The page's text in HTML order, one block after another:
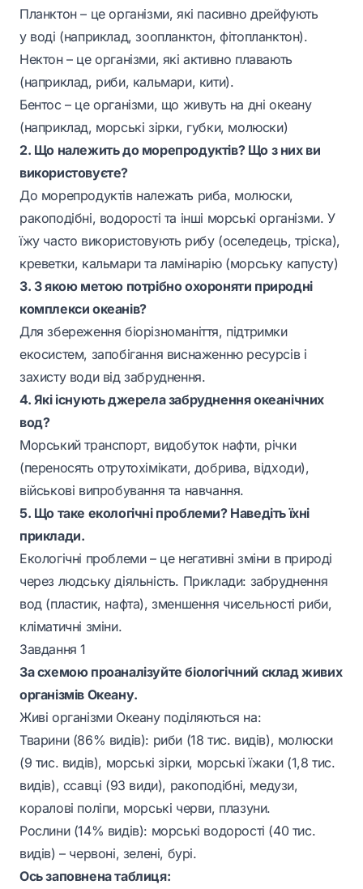
Планктон – це організми, які пасивно дрейфують
у воді (наприклад, зоопланктон, фітопланктон).
Нектон – це організми, які активно плавають
(наприклад, риби, кальмари, кити).
Бентос – це організми, що живуть на дні океану
(наприклад, морські зірки, губки, молюски)
2. Що належить до морепродуктів? Що з них ви
використовуєте?
До морепродуктів належать риба, молюски,
ракоподібні, водорості та інші морські організми. У
їжу часто використовують рибу (оселедець, тріска),
креветки, кальмари та ламінарію (морську капусту)
3. З якою метою потрібно охороняти природні
комплекси океанів?
Для збереження біорізноманіття, підтримки
екосистем, запобігання виснаженню ресурсів і
захисту води від забруднення.
4. Які існують джерела забруднення океанічних
вод?
Морський транспорт, видобуток нафти, річки
(переносять отрутохімікати, добрива, відходи),
військові випробування та навчання.
5. Що таке екологічні проблеми? Наведіть їхні
приклади.
Екологічні проблеми – це негативні зміни в природі
через людську діяльність. Приклади: забруднення
вод (пластик, нафта), зменшення чисельності риби,
кліматичні зміни.
Завдання 1
За схемою проаналізуйте біологічний склад живих
організмів Океану.
Живі організми Океану поділяються на:
Тварини (86% видів): риби (18 тис. видів), молюски
(9 тис. видів), морські зірки, морські їжаки (1,8 тис.
видів), ссавці (93 види), ракоподібні, медузи,
коралові поліпи, морські черви, плазуни.
Рослини (14% видів): морські водорості (40 тис.
видів) – червоні, зелені, бурі.
Ось заповнена таблиця: